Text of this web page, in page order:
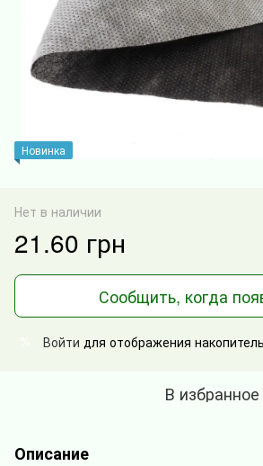
Новинка
Нет в наличии
21.60 грн
Сообщить, когда
Войти для отображения
В избранное
Описание